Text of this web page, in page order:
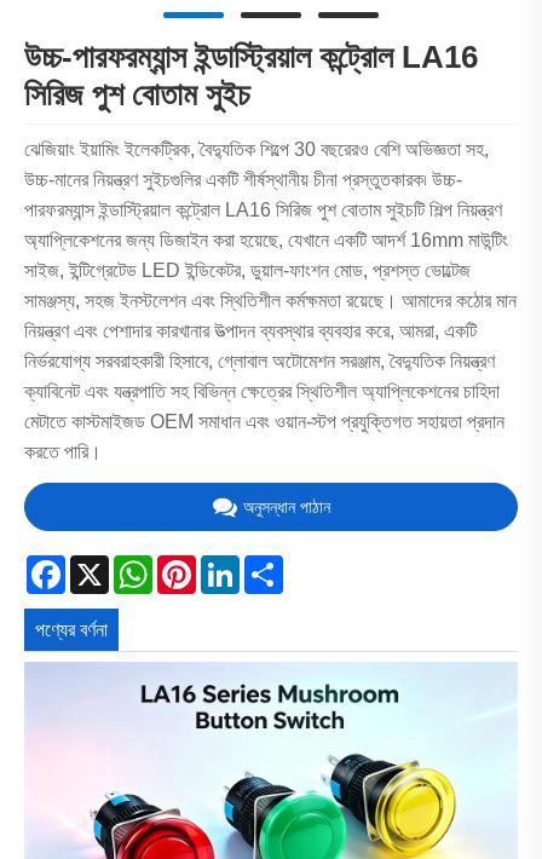
উচ্চ-পারফরম্যান্স ইন্ডাস্ট্রিয়াল কন্ট্রোল LA16
সিরিজ পুশ বোতাম সুইচ
ঝেজিয়াং ইয়ামিং ইলেকট্রিক, বৈদ্যুতিক শিল্পে 30 বছরেরও বেশি অভিজ্ঞতা সহ,
উচ্চ-মানের নিয়ন্ত্রণ সুইচগুলির একটি শীর্ষস্থানীয় চীনা প্রস্তুতকারক৷ উচ্চ-
পারফরম্যান্স ইন্ডাস্ট্রিয়াল কন্ট্রোল LA16 সিরিজ পুশ বোতাম সুইচটি শিল্প নিয়ন্ত্রণ
অ্যাপ্লিকেশনের জন্য ডিজাইন করা হয়েছে, যেখানে একটি আদর্শ 16mm মাউন্টিং
সাইজ, ইন্টিগ্রেটেড LED ইন্ডিকেটর, ডুয়াল-ফাংশন মোড, প্রশস্ত ভোল্টেজ
সামঞ্জস্য, সহজ ইনস্টলেশন এবং স্থিতিশীল কর্মক্ষমতা রয়েছে। আমাদের কঠোর মান
নিয়ন্ত্রণ এবং পেশাদার কারখানার উত্পাদন ব্যবস্থার ব্যবহার করে, আমরা, একটি
নির্ভরযোগ্য সরবরাহকারী হিসাবে, গ্লোবাল অটোমেশন সরঞ্জাম, বৈদ্যুতিক নিয়ন্ত্রণ
ক্যাবিনেট এবং যন্ত্রপাতি সহ বিভিন্ন ক্ষেত্রের স্থিতিশীল অ্যাপ্লিকেশনের চাহিদা
মেটাতে কাস্টমাইজড OEM সমাধান এবং ওয়ান-স্টপ প্রযুক্তিগত সহায়তা প্রদান
করতে পারি।
অনুসন্ধান পাঠান
Facebook
X WhatsApp
PinterestLinkedIn
পণ্যের বর্ণনা